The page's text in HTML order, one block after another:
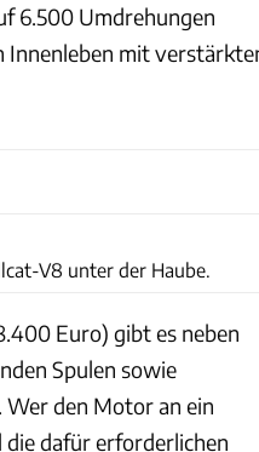
6.500 Umdrehungen
Innenleben mit
V8 unter der Haube.
Euro) gibt es neben
Spulen sowie
den Motor an ein
die dafür erforderlichen